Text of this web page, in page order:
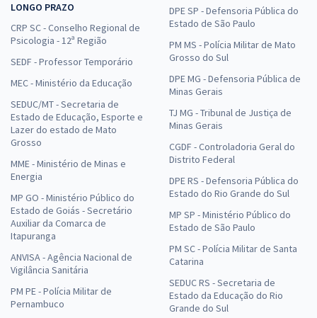
LONGO PRAZO
CRP SC - Conselho Regional de
Psicologia - 12ª Região
SEDF - Professor Temporário
MEC - Ministério da Educação
SEDUC/MT - Secretaria de
Estado de Educação, Esporte e
Lazer do estado de Mato
Grosso
MME - Ministério de Minas e
Energia
MP GO - Ministério Público do
Estado de Goiás - Secretário
Auxiliar da Comarca de
Itapuranga
ANVISA - Agência Nacional de
Vigilância Sanitária
PM PE - Polícia Militar de
Pernambuco
DPE SP - Defensoria Pública do
Estado de São Paulo
PM MS - Polícia Militar de Mato
Grosso do Sul
DPE MG - Defensoria Pública de
Minas Gerais
TJ MG - Tribunal de Justiça de
Minas Gerais
CGDF - Controladoria Geral do
Distrito Federal
DPE RS - Defensoria Pública do
Estado do Rio Grande do Sul
MP SP - Ministério Público do
Estado de São Paulo
PM SC - Polícia Militar de Santa
Catarina
SEDUC RS - Secretaria de
Estado da Educação do Rio
Grande do Sul